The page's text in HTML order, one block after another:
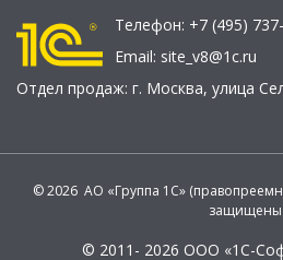
Телефон: +7 (495)
Email: site_v8@1c.ru
Отдел продаж: г. Москва, улица
© 2026 АО «Группа 1С»
защищены
© 2011- 2026 ООО «1С-